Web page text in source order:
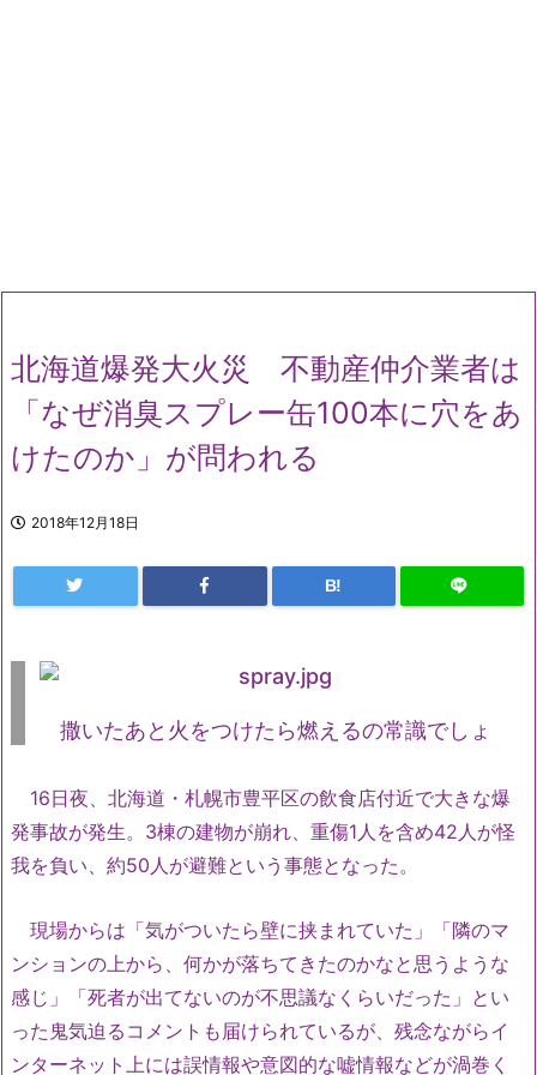
北海道爆発大火災 不動産仲介業者は
「なぜ消臭スプレー缶100本に穴をあ
けたのか」が問われる
2018年12月18日
B!
撒いたあと火をつけたら燃えるの常識でしょ
16日夜、北海道・札幌市豊平区の飲食店付近で大きな爆
発事故が発生。3棟の建物が崩れ、重傷1人を含め42人が怪
我を負い、約50人が避難という事態となった。
現場からは「気がついたら壁に挟まれていた」「隣のマ
ンションの上から、何かが落ちてきたのかなと思うような
感じ」「死者が出てないのが不思議なくらいだった」とい
った鬼気迫るコメントも届けられているが、残念ながらイ
ンターネット上には誤情報や意図的な嘘情報などが渦巻く